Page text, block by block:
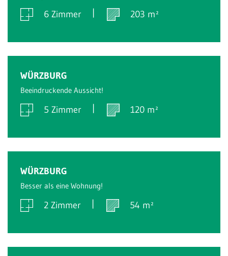
6 Zimmer 203 m²
WÜRZBURG
Beeindruckende Aussicht!
5 Zimmer 120 m²
WÜRZBURG
Besser als eine Wohnung!
2 Zimmer 54 m²